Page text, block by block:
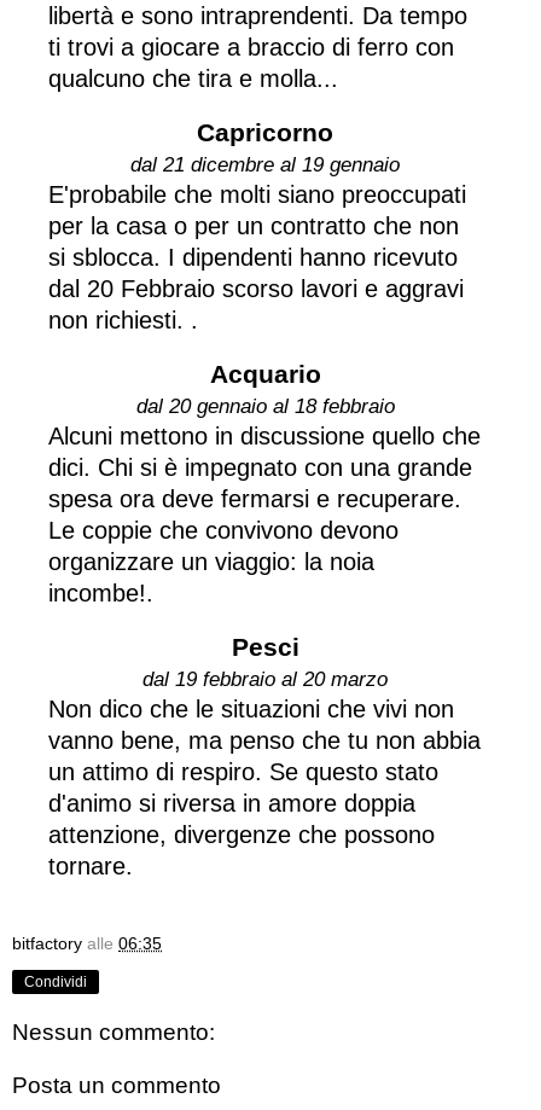
libertà e sono intraprendenti. Da tempo
ti trovi a giocare a braccio di ferro con
qualcuno che tira e molla...
Capricorno
dal 21 dicembre al 19 gennaio
E'probabile che molti siano preoccupati
per la casa o per un contratto che non
si sblocca. I dipendenti hanno ricevuto
dal 20 Febbraio scorso lavori e aggravi
non richiesti. .
Acquario
dal 20 gennaio al 18 febbraio
Alcuni mettono in discussione quello che
dici. Chi si è impegnato con una grande
spesa ora deve fermarsi e recuperare.
Le coppie che convivono devono
organizzare un viaggio: la noia
incombe!.
Pesci
dal 19 febbraio al 20 marzo
Non dico che le situazioni che vivi non
vanno bene, ma penso che tu non abbia
un attimo di respiro. Se questo stato
d'animo si riversa in amore doppia
attenzione, divergenze che possono
tornare.
bitfactory alle 06:35
Condividi
Nessun commento:
Posta un commento